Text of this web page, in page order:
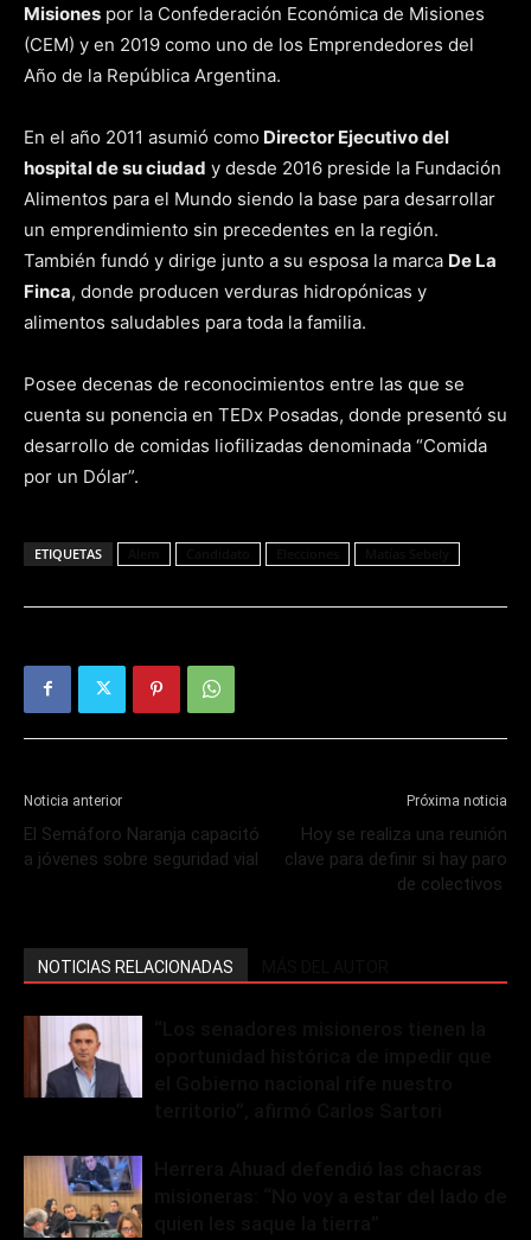
Misiones por la Confederación Económica de Misiones
(CEM) y en 2019 como uno de los Emprendedores del
Año de la República Argentina.
En el año 2011 asumió como Director Ejecutivo del
hospital de su ciudad y desde 2016 preside la Fundación
Alimentos para el Mundo siendo la base para desarrollar
un emprendimiento sin precedentes en la región.
También fundó y dirige junto a su esposa la marca De La
Finca, donde producen verduras hidropónicas y
alimentos saludables para toda la familia.
Posee decenas de reconocimientos entre las que se
cuenta su ponencia en TEDx Posadas, donde presentó su
desarrollo de comidas liofilizadas denominada “Comida
por un Dólar”.
ETIQUETAS
Noticia anterior
El Semáforo Naranja capacitó
a jóvenes sobre seguridad vial
Próxima noticia
Hoy se realiza una reunión
clave para definir si hay paro
de colectivos
NOTICIAS RELACIONADAS